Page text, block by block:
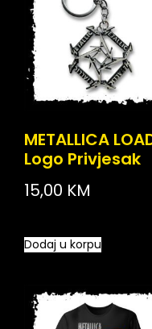
METALLICA
Logo Privjesak
15,00 KM
Dodaj u korpu